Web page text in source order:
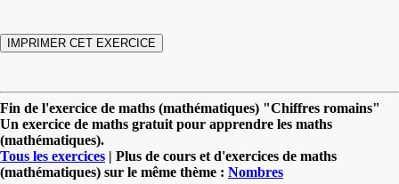
Fin de l'exercice de maths (mathématiques) "Chiffres romains"
Un exercice de maths gratuit pour apprendre les maths
(mathématiques).
Tous les exercices | Plus de cours et d'exercices de maths
(mathématiques) sur le même thème : Nombres